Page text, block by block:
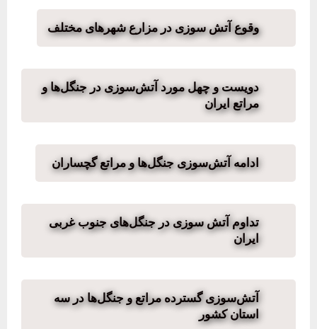
وقوع آتش سوزی در مزارع شهرهای مختلف
دویست و چهل مورد آتش‌سوزی در جنگل‌ها و
مراتع ایران
ادامه آتش‌سوزی جنگل‌ها و مراتع گچساران
تداوم آتش سوزی در جنگل‌های جنوب غربی
ایران
آتش‌سوزی گسترده مراتع و جنگل‌ها در سه
استان کشور